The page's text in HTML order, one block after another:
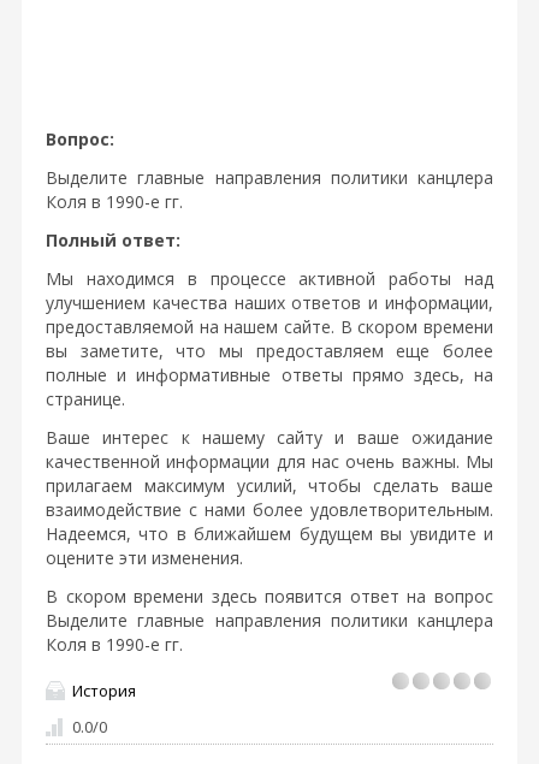
Вопрос:
Выделите главные направления политики канцлера
Коля в 1990-е гг.
Полный ответ:
Мы находимся в процессе активной работы над
улучшением качества наших ответов и информации,
предоставляемой на нашем сайте. В скором времени
вы заметите, что мы предоставляем еще более
полные и информативные ответы прямо здесь, на
странице.
Ваше интерес к нашему сайту и ваше ожидание
качественной информации для нас очень важны. Мы
прилагаем максимум усилий, чтобы сделать ваше
взаимодействие с нами более удовлетворительным.
Надеемся, что в ближайшем будущем вы увидите и
оцените эти изменения.
В скором времени здесь появится ответ на вопрос
Выделите главные направления политики канцлера
Коля в 1990-е гг.
История
0.0/0